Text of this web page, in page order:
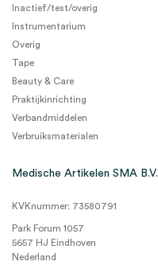
Inactief/test/overig
Instrumentarium
Overig
Tape
Beauty & Care
Praktijkinrichting
Verbandmiddelen
Verbruiksmaterialen
Medische Artikelen SMA B.V.
KVKnummer: 73580791
Park Forum 1057
5657 HJ Eindhoven
Nederland